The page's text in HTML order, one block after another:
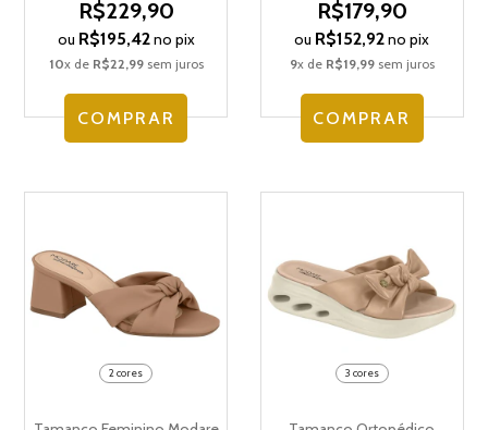
R$229,90
ou R$195,42no pix
10x de R$22,99sem juros
COMPRAR
R$179,90
ou R$152,92no pix
9x de R$19,99sem juros
COMPRAR
2 cores 3 cores